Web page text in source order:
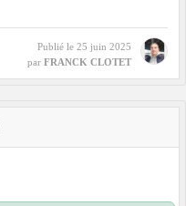
Publié le 25 juin 2025
par FRANCK CLOTET